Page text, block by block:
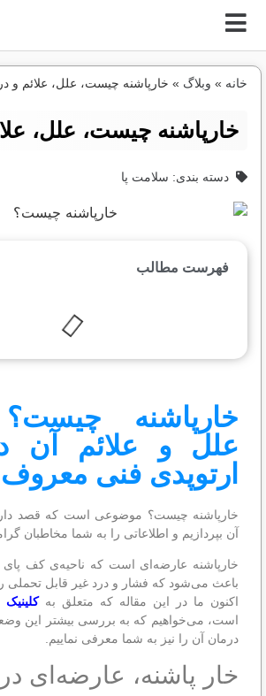
خانه»وبلاگ»خارپاشنه چیست، علل، علائم و
خارپاشنه چیست، علل،
دسته بندی: سلامت پا
فهرست مطالب
خارپاشنه
علل و علائم آن
ارتوپدی فنی معروف
خارپاشنه چیست؟ موضوعی است که قصد
آن بپردازیم و اطلاعاتی را به شما مخاطبان
خارپاشنه عارضه‌ای است که ناحیه‌ی کف پای
باعث می‌شود که فشار و درد غیر قابل تحملی
اکنون ما در این مقاله که متعلق به
است، می‌خواهیم که به بررسی بیشتر این
درمان آن را نیز به شما معرفی نماییم.
خار پاشنه، عارضه‌ای